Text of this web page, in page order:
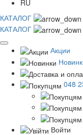
RU
КАТАЛОГ
КАТАЛОГ
Акции
048
Войти